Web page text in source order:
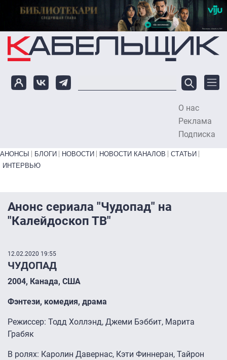
Перейти к основному содержанию
О нас
Реклама
Подписка
Primary links bottom
АНОНСЫ БЛОГИ НОВОСТИ НОВОСТИ КАНАЛОВ
СТАТЬИ
ИНТЕРВЬЮ
Анонс сериала "Чудопад" на
"Калейдоскоп ТВ"
12.02.2020 19:55
ЧУДОПАД
2004, Канада, США
Фэнтези, комедия, драма
Режиссер: Тодд Холлэнд, Джеми Бэббит, Марита
Грабяк
В ролях: Каролин Давернас, Кэти Финнеран, Тайрон